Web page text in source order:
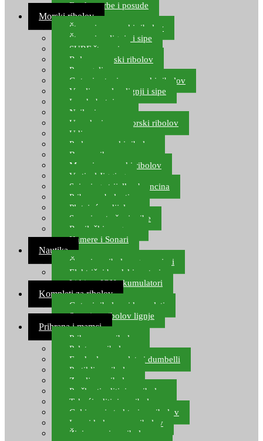
Feeder torbe i posude
Morski ribolov
Štapovi za morski ribolov
Štapovi za lignje i sipe
SURF štapovi
Role za morski ribolov
Parangali
Gotovi setovi za morski ribolov
Varalice za lov lignji i sipe
Lov hobotnice
Najloni za more
Upredenice za morski ribolov
Udice za more
Perle za morski ribolov
Brum prihrana za more
Mamci za morski ribolov
Vertical Jigging
Spinning strijelke, brancina
Pribor za bolentino
Plutajuća odijela
Sonari za traženje ribe
Ronilački program
Kamere i Sonari
Nautika
Čamci za ribolov, gumenjaci
Električni brodski motori
Lithium ION akumulatori
Kompleti za ribolov
Gotovi ribolovni kompleti
Setovi za ribolov lignje
Prihrana i mamci
Prihrana za ribolov
Pelete za ribolov
Feeder lovne pelete i dumbelli
Partikli za ribolov
Zemlja za ribolov
Praškasti aditivi za ribolov
Tekući aditivi za ribolov
Gel i sprej atraktori za ribolov
Lovni kukuruz za ribolov
Živi mamci za ribolov